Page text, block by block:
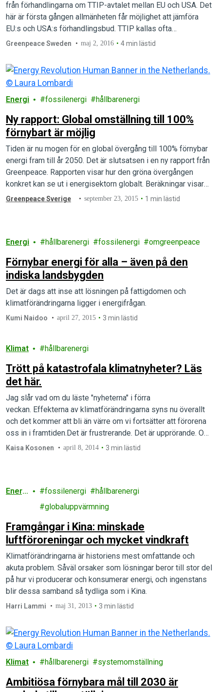
från förhandlingarna om TTIP-avtalet mellan EU och USA. Det
här är första gången allmänheten får möjlighet att jämföra
EU:s och USA:s förhandlingsbud. TTIP kallas ofta
"handelsavtal", men den här läckan bekräftar att det är
Greenpeace Sweden maj 2, 2016 4 min lästid
Energi fossilenergi hållbarenergi
Ny rapport: Global omställning till 100%
förnybart är möjlig
Tiden är nu mogen för en global övergång till 100% förnybar
energi fram till år 2050. Det är slutsatsen i en ny rapport från
Greenpeace. Rapporten visar hur den gröna övergången
konkret kan se ut i energisektorn globalt. Beräkningar visar
bland annat att kostnaden för den gröna övergången mer än
Greenpeace Sverige september 23, 2015 1 min lästid
Energi hållbarenergi fossilenergi omgreenpeace
Förnybar energi för alla – även på den
indiska landsbygden
Det är dags att inse att lösningen på fattigdomen och
klimatförändringarna ligger i energifrågan.
Kumi Naidoo april 27, 2015 3 min lästid
Klimat hållbarenergi
Trött på katastrofala klimatnyheter? Läs
det här.
Jag slår vad om du läste "nyheterna" i förra
veckan. Effekterna av klimatförändringarna syns nu överallt
och det kommer att bli än värre om vi fortsätter att förorena
oss in i framtiden.Det är frustrerande. Det är upprörande. Och
det får dig att bara vilja stänga av.Men vänta. Forskarna är
Kaisa Kosonen april 8, 2014 3 min lästid
Energ
fossilenergi
hållbarenergi
globaluppvärmning
Framgångar i Kina: minskade
luftföroreningar och mycket vindkraft
Klimatförändringarna är historiens mest omfattande och
akuta problem. Såväl orsaker som lösningar beror till stor del
på hur vi producerar och konsumerar energi, och ingenstans
blir dessa samband så tydliga som i Kina.
Harri Lammi maj 31, 2013 3 min lästid
Klimat hållbarenergi systemomställning
Ambitiösa förnybara mål till 2030 är